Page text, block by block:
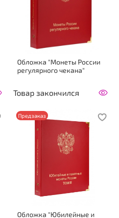
Обложка "Монеты России
регулярного чекана"
Товар закончился
Предзаказ
Обложка "Юбилейные и